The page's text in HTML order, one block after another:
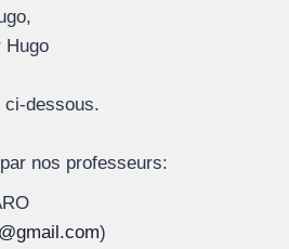
Hugo
ci-dessous.
nos professeurs:
)